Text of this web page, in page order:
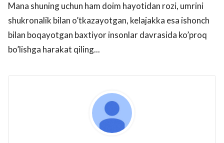
Mana shuning uchun ham doim hayotidan rozi, umrini
shukronalik bilan o’tkazayotgan, kelajakka esa ishonch
bilan boqayotgan baxtiyor insonlar davrasida ko’proq
bo’lishga harakat qiling...